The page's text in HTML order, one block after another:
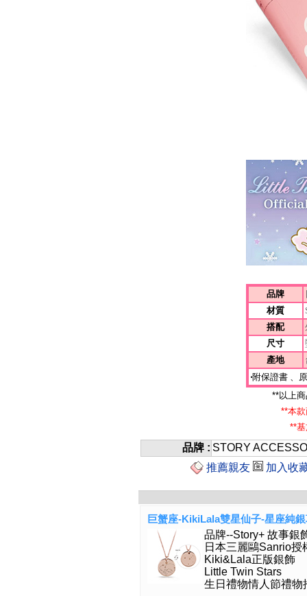
品牌
材質
搭配
尺寸
產地
‧附保證書 、
**以上
**本
**
品牌 : STORY
推薦親友
加入收
巨蟹座-KikiLala雙星仙子-星座純
品牌--Story+ 故事銀
日本三麗鷗Sanrio授
Kiki&Lala正版銀飾
Little Twin Stars
生日禮物情人節禮物